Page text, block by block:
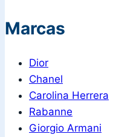
Marcas
Dior
Chanel
Carolina Herrera
Rabanne
Giorgio Armani